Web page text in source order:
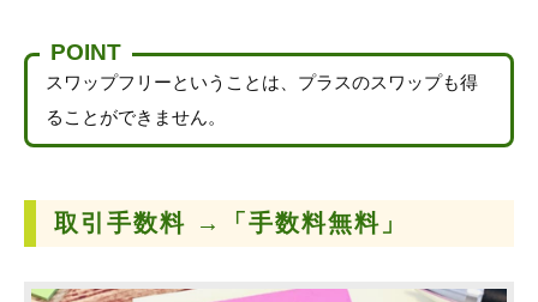
POINT
スワップフリーということは、プラスのスワップも得
ることができません。
取引手数料 → 「手数料無料」